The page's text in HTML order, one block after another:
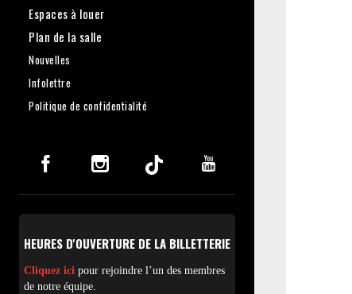
Espaces à louer
Plan de la salle
Nouvelles
Infolettre
Politique de confidentialité
HEURES D'OUVERTURE DE LA BILLETTERIE
Cliquez ici pour rejoindre l’un des membres
de notre équipe.